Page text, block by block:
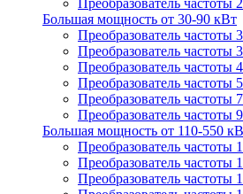
Преобразователь частоты
Большая мощность от 30-90 кВт
Преобразователь частоты
Преобразователь частоты
Преобразователь частоты
Преобразователь частоты
Преобразователь частоты
Преобразователь частоты
Большая мощность от 110-550
Преобразователь частоты
Преобразователь частоты
Преобразователь частоты